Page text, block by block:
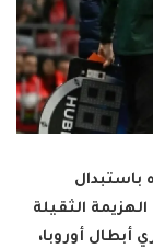
باستبدال
الثقيلة
مدريد في ذهاب دور الـ16 لدوري أبطال أوروبا،